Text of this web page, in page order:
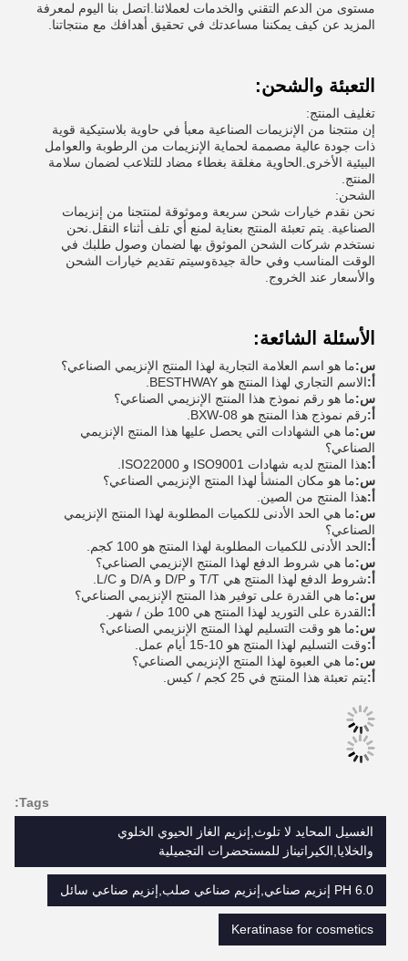
مستوى من الدعم التقني والخدمات لعملائنا.اتصل بنا اليوم لمعرفة
المزيد عن كيف يمكننا مساعدتك في تحقيق أهدافك مع منتجاتنا.
التعبئة والشحن:
تغليف المنتج:
إن منتجنا من الإنزيمات الصناعية معبأ في حاوية بلاستيكية قوية
ذات جودة عالية مصممة لحماية الإنزيمات من الرطوبة والعوامل
البيئية الأخرى.الحاوية مغلقة بغطاء مضاد للتلاعب لضمان سلامة
المنتج.
الشحن:
نحن نقدم خيارات شحن سريعة وموثوقة لمنتجنا من إنزيمات
الصناعية. يتم تعبئة المنتج بعناية لمنع أي تلف أثناء النقل.نحن
نستخدم شركات الشحن الموثوق بها لضمان وصول طلبك في
الوقت المناسب وفي حالة جيدةوسيتم تقديم خيارات الشحن
والأسعار عند الخروج.
الأسئلة الشائعة:
س:ما هو اسم العلامة التجارية لهذا المنتج الإنزيمي الصناعي؟
أ:الاسم التجاري لهذا المنتج هو BESTHWAY.
س:ما هو رقم نموذج هذا المنتج الإنزيمي الصناعي؟
أ:رقم نموذج هذا المنتج هو BXW-08.
س:ما هي الشهادات التي يحصل عليها هذا المنتج الإنزيمي
الصناعي؟
أ:هذا المنتج لديه شهادات ISO9001 و ISO22000.
س:ما هو مكان المنشأ لهذا المنتج الإنزيمي الصناعي؟
أ:هذا المنتج من الصين.
س:ما هي الحد الأدنى للكميات المطلوبة لهذا المنتج الإنزيمي
الصناعي؟
أ:الحد الأدنى للكميات المطلوبة لهذا المنتج هو 100 كجم.
س:ما هي شروط الدفع لهذا المنتج الإنزيمي الصناعي؟
أ:شروط الدفع لهذا المنتج هي T/T و D/P و D/A و L/C.
س:ما هي القدرة على توفير هذا المنتج الإنزيمي الصناعي؟
أ:القدرة على التوريد لهذا المنتج هي 100 طن / شهر.
س:ما هو وقت التسليم لهذا المنتج الإنزيمي الصناعي؟
أ:وقت التسليم لهذا المنتج هو 10-15 أيام عمل.
س:ما هي العبوة لهذا المنتج الإنزيمي الصناعي؟
أ:يتم تعبئة هذا المنتج في 25 كجم / كيس.
Tags:
الغسيل المحايد لا تلوث,إنزيم الغاز الحيوي الخلوي
والخلايا,الكيراتيناز للمستحضرات التجميلية
6.0 PH إنزيم صناعي,إنزيم صناعي صلب,إنزيم صناعي سائل
Keratinase for cosmetics